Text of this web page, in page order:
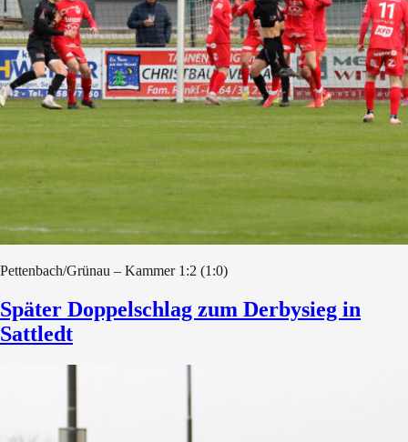
Pettenbach/Grünau – Kammer 1:2 (1:0)
Später Doppelschlag zum Derbysieg in
Sattledt